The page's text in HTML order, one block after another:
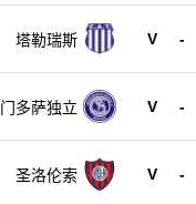
塔勒瑞斯 V -
门多萨独立 V -
圣洛伦索 V -